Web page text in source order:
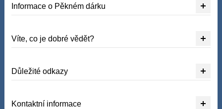
Informace o Pěkném dárku
Víte, co je dobré vědět?
Důležité odkazy
Kontaktní informace